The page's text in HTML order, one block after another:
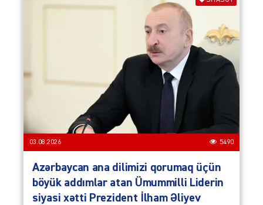
03.08.2026 5490
Azərbaycan ana dilimizi qorumaq üçün
böyük addımlar atan Ümummilli Liderin
siyasi xətti Prezident İlham Əliyev